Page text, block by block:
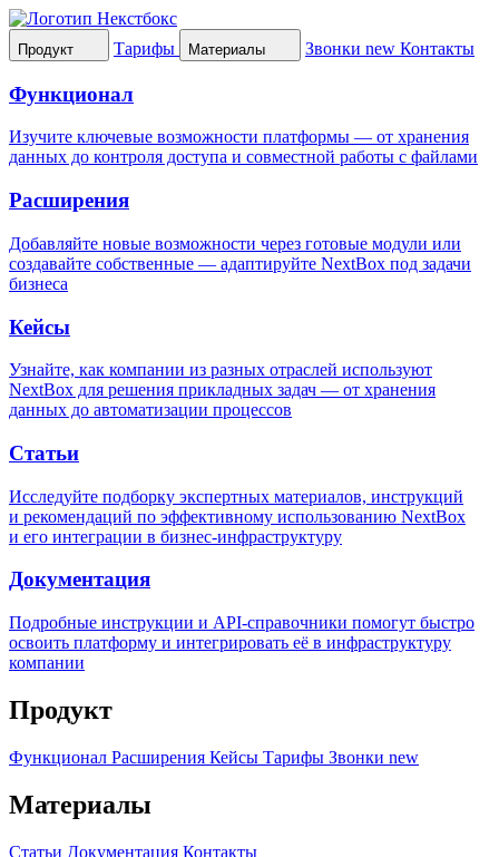
Продукт Тарифы Материалы Звонки new Контакты
Функционал
Изучите ключевые возможности платформы — от хранения
данных до контроля доступа и совместной работы с файлами
Расширения
Добавляйте новые возможности через готовые модули или
создавайте собственные — адаптируйте NextBox под задачи
бизнеса
Кейсы
Узнайте, как компании из разных отраслей используют
NextBox для решения прикладных задач — от хранения
данных до автоматизации процессов
Статьи
Исследуйте подборку экспертных материалов, инструкций
и рекомендаций по эффективному использованию NextBox
и его интеграции в бизнес-инфраструктуру
Документация
Подробные инструкции и API-справочники помогут быстро
освоить платформу и интегрировать её в инфраструктуру
компании
Продукт
Функционал Расширения Кейсы Тарифы Звонки new
Материалы
Статьи Документация Контакты